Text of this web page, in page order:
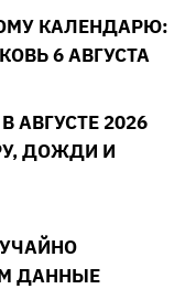
КАЛЕНДАРЮ:
6 АВГУСТА
АВГУСТЕ 2026
ДОЖДИ И
ДАННЫЕ